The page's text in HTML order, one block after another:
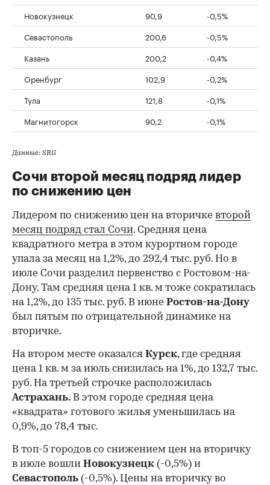
Новокузнецк
90,9
-0,5%
Севастополь
200,6
-0,5%
Казань
200,2
-0,4%
Оренбург
102,9
-0,2%
Тула
121,8
-0,1%
Магнитогорск
90,2 -0,1%
Данные: SRG
Сочи второй месяц подряд лидер
по снижению цен
Лидером по снижению цен на вторичке второй
месяц подряд стал Сочи. Средняя цена
квадратного метра в этом курортном городе
упала за месяц на 1,2%, до 292,4 тыс. руб. Но в
июле Сочи разделил первенство с Ростовом-на-
Дону. Там средняя цена 1 кв. м тоже сократилась
на 1,2%, до 135 тыс. руб. В июне Ростов-на-Дону
был пятым по отрицательной динамике на
вторичке.
На втором месте оказался Курск, где средняя
цена 1 кв. м за июль снизилась на 1%, до 132,7 тыс.
руб. На третьей строчке расположилась
Астрахань. В этом городе средняя цена
«квадрата» готового жилья уменьшилась на
0,9%, до 78,4 тыс.
В топ-5 городов со снижением цен на вторичку
в июле вошли Новокузнецк (-0,5%) и
Севастополь (-0,5%). Цены на вторичку во